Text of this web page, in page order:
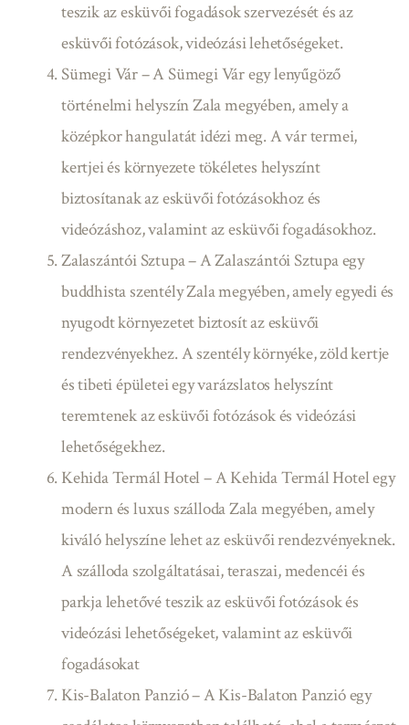
teszik az esküvői fogadások szervezését és az
esküvői fotózások, videózási lehetőségeket.
Sümegi Vár – A Sümegi Vár egy lenyűgöző
történelmi helyszín Zala megyében, amely a
középkor hangulatát idézi meg. A vár termei,
kertjei és környezete tökéletes helyszínt
biztosítanak az esküvői fotózásokhoz és
videózáshoz, valamint az esküvői fogadásokhoz.
Zalaszántói Sztupa – A Zalaszántói Sztupa egy
buddhista szentély Zala megyében, amely egyedi és
nyugodt környezetet biztosít az esküvői
rendezvényekhez. A szentély környéke, zöld kertje
és tibeti épületei egy varázslatos helyszínt
teremtenek az esküvői fotózások és videózási
lehetőségekhez.
Kehida Termál Hotel – A Kehida Termál Hotel egy
modern és luxus szálloda Zala megyében, amely
kiváló helyszíne lehet az esküvői rendezvényeknek.
A szálloda szolgáltatásai, teraszai, medencéi és
parkja lehetővé teszik az esküvői fotózások és
videózási lehetőségeket, valamint az esküvői
fogadásokat
Kis-Balaton Panzió – A Kis-Balaton Panzió egy